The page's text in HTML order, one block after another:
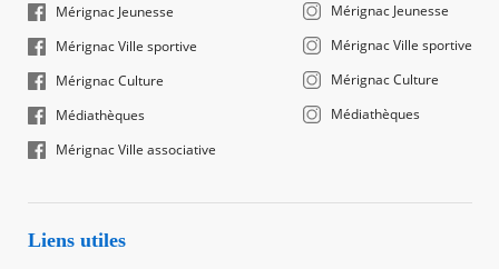
Mérignac Jeunesse
Mérignac Ville sportive
Mérignac Culture
Médiathèques
Mérignac Ville associative
Mérignac Jeunesse
Mérignac Ville sportive
Mérignac Culture
Médiathèques
Liens utiles